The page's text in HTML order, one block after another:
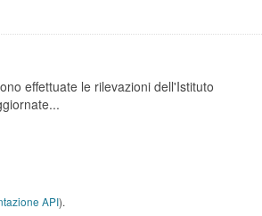
effettuate le rilevazioni dell'Istituto
API).